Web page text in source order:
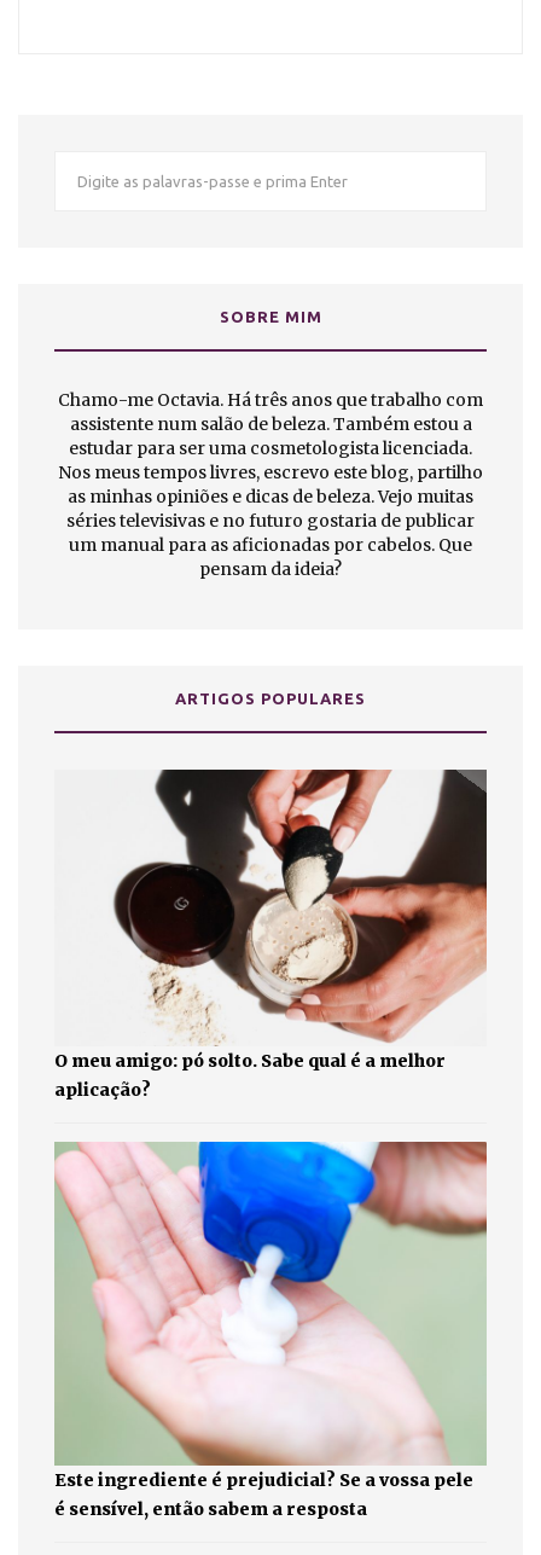
SOBRE MIM
Chamo-me Octavia. Há três anos que trabalho com
assistente num salão de beleza. Também estou a
estudar para ser uma cosmetologista licenciada.
Nos meus tempos livres, escrevo este blog, partilho
as minhas opiniões e dicas de beleza. Vejo muitas
séries televisivas e no futuro gostaria de publicar
um manual para as aficionadas por cabelos. Que
pensam da ideia?
ARTIGOS POPULARES
O meu amigo: pó solto. Sabe qual é a melhor
aplicação?
Este ingrediente é prejudicial? Se a vossa pele
é sensível, então sabem a resposta